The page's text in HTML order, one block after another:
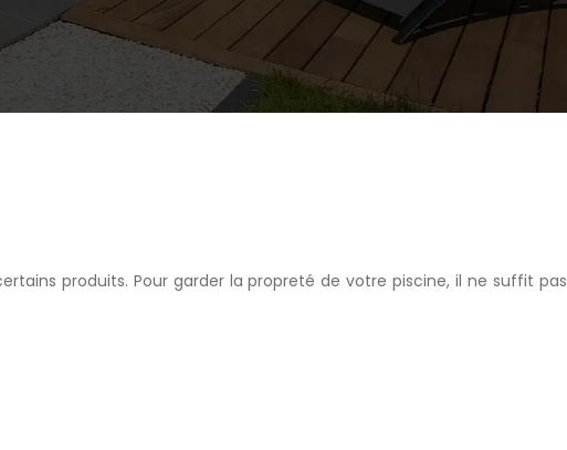
produits. Pour garder la propreté de votre piscine, il ne suffit pas